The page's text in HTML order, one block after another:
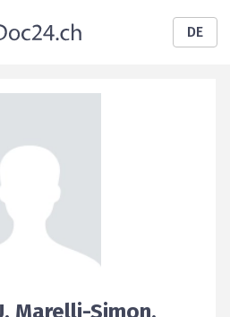
DE
Marelli-Simon,